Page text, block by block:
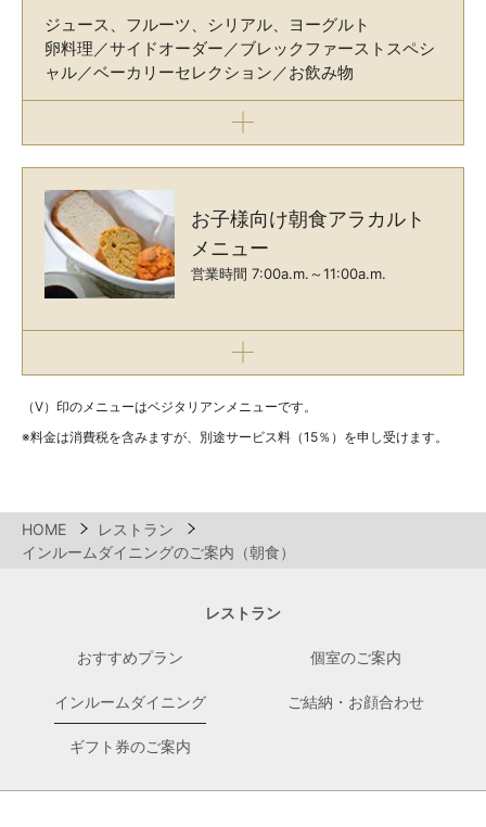
ジュース、フルーツ、シリアル、ヨーグルト
卵料理／サイドオーダー／ブレックファーストスペシ
ャル／ベーカリーセレクション／お飲み物
お子様向け朝食アラカルト
メニュー
営業時間 7:00a.m.～11:00a.m.
（V）印のメニューはベジタリアンメニューです。
※料金は消費税を含みますが、別途サービス料（15％）を申し受けます。
HOME
レストラン
インルームダイニングのご案内（朝食）
レストラン
おすすめプラン 個室のご案内
インルームダイニング ご結納・お顔合わせ
ギフト券のご案内